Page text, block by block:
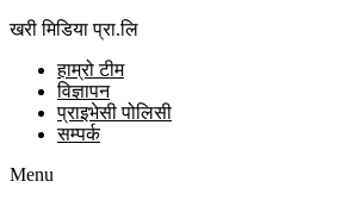
खरी मिडिया प्रा.लि
हाम्रो टीम
विज्ञापन
प्राइभेसी पोलिसी
सम्पर्क
Menu